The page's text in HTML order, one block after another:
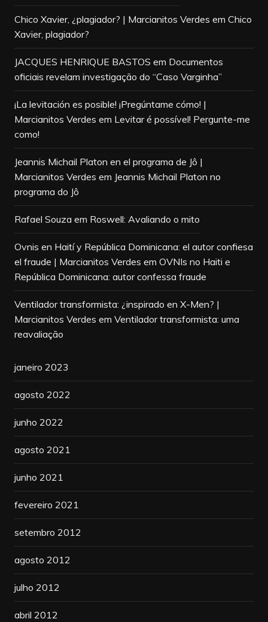
Chico Xavier, ¿plagiador? | Marcianitos Verdes em Chico
Xavier, plagiador?
JACQUES HENRIQUE BASTOS em Documentos
oficiais revelam investigação do “Caso Varginha”
¡La levitación es posible! ¡Pregúntame cómo! |
Marcianitos Verdes em Levitar é possível! Pergunte-me
como!
Jeannis Michail Platon en el programa de Jô |
Marcianitos Verdes em Jeannis Michail Platon no
programa do Jô
Rafael Souza em Roswell: Avaliando o mito
Ovnis en Haití y República Dominicana: el autor confiesa
el fraude | Marcianitos Verdes em OVNIs no Haiti e
República Dominicana: autor confessa fraude
Ventilador transformista: ¿inspirado en X-Men? |
Marcianitos Verdes em Ventilador transformista: uma
reavaliação
janeiro 2023
agosto 2022
junho 2022
agosto 2021
junho 2021
fevereiro 2021
setembro 2012
agosto 2012
julho 2012
abril 2012